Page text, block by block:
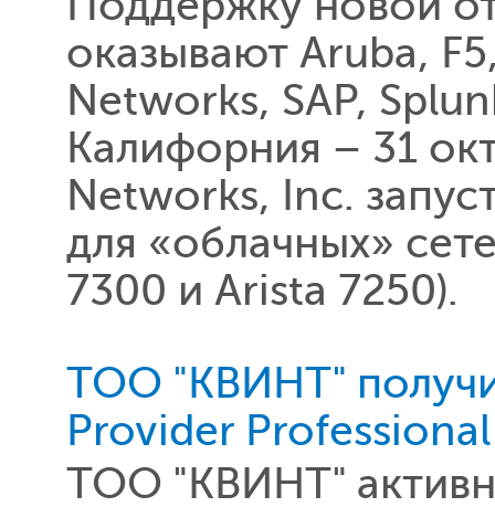
оказывают Aruba,
Networks, SAP,
Калифорния – 31
Networks, Inc.
для «облачных»
7300 и Arista 7250).
TOO "КВИНТ"
Provider Professional
ТОО "КВИНТ"